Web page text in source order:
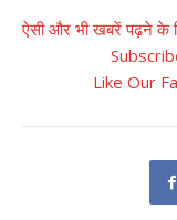
ऐसी और भी खबरें पढ़ने
Like Our